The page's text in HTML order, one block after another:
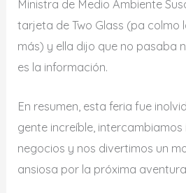
Ministra de Medio Ambiente
tarjeta de Two Glass (pa colmo
más) y ella dijo que no pasaba
es la información.
En resumen, esta feria fue
gente increíble, intercambiamos
negocios y nos divertimos un
ansiosa por la próxima